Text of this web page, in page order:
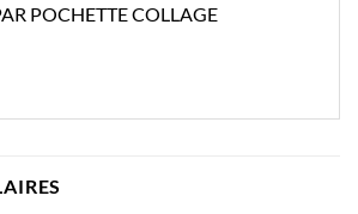
POCHETTE COLLAGE